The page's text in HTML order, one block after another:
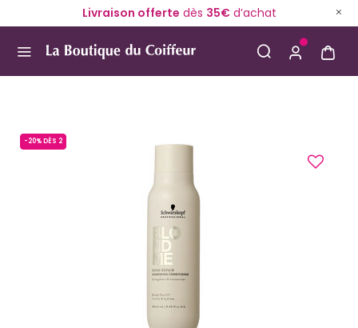
Livraison offerte dès 35€d’achat
-20% DÈS 2